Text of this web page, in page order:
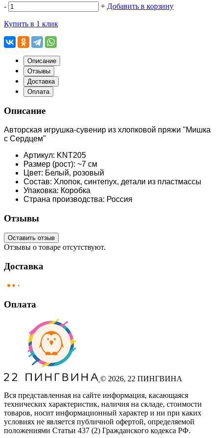
- + Добавить в корзину
Купить в 1 клик
Описание
Отзывы
Доставка
Оплата
Описание
Авторская игрушка-сувенир из хлопковой пряжи "Мишка
с Сердцем"
Артикул: KNT205
Размер (рост): ~7 см
Цвет: Белый, розовый
Состав: Хлопок, синтепух, детали из пластмассы
Упаковка: Коробка
Страна производства: Россия
Отзывы
Оставить отзыв
Отзывы о товаре отсутствуют.
Доставка
Оплата
© 2026, 22 ПИНГВИНА
Вся представленная на сайте информация, касающаяся
технических характеристик, наличия на складе, стоимости
товаров, носит информационный характер и ни при каких
условиях не является публичной офертой, определяемой
положениями Статьи 437 (2) Гражданского кодекса РФ.